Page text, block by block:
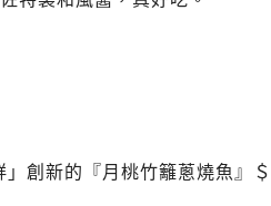
創新的『月桃竹籬蔥燒魚』＄